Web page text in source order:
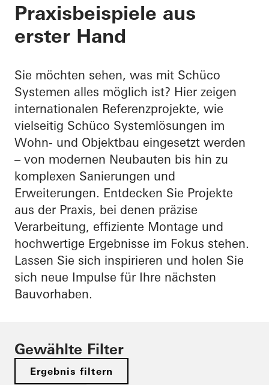
Praxisbeispiele aus
erster Hand
Sie möchten sehen, was mit Schüco
Systemen alles möglich ist? Hier zeigen
internationalen Referenzprojekte, wie
vielseitig Schüco Systemlösungen im
Wohn- und Objektbau eingesetzt werden
– von modernen Neubauten bis hin zu
komplexen Sanierungen und
Erweiterungen. Entdecken Sie Projekte
aus der Praxis, bei denen präzise
Verarbeitung, effiziente Montage und
hochwertige Ergebnisse im Fokus stehen.
Lassen Sie sich inspirieren und holen Sie
sich neue Impulse für Ihre nächsten
Bauvorhaben.
Gewählte Filter
Ergebnis filtern